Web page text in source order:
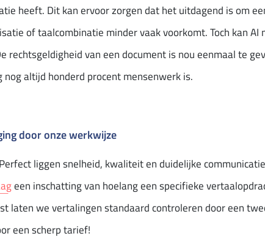
heeft. Dit kan ervoor zorgen dat het uitdagend is om
of taalcombinatie minder vaak voorkomt. Toch kan
rechtsgeldigheid van een document is nou eenmaal te
nog altijd honderd procent mensenwerk is.
door onze werkwijze
liggen snelheid, kwaliteit en duidelijke
een inschatting van hoelang een specifieke
laten we vertalingen standaard controleren door een
een scherp tarief!